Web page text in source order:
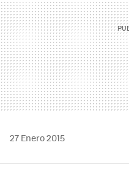
27 Enero 2015